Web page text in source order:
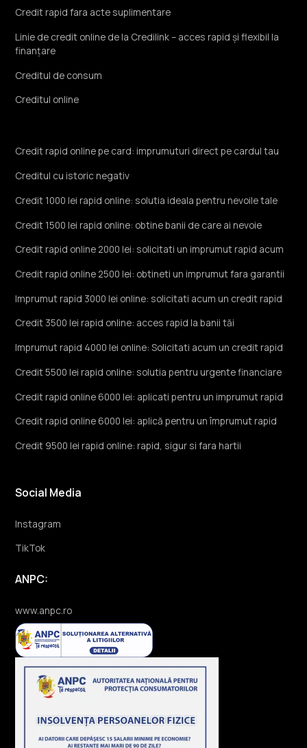
Credit rapid fara acte suplimentare
Linie de credit online de la Credilink – acces rapid și flexibil la
finanțare
Creditul de consum
Creditul online
Credit rapid online pe card: imprumuturi direct pe cardul tau
Creditul cu istoric negativ
Credit 1000 lei rapid online: solutia ideala pentru nevoile tale
Credit 1500 lei rapid online: obtine banii de care ai nevoie
Credit rapid online 2000 lei: solicitati un imprumut rapid acum
Credit rapid online 2500 lei: obtineti un imprumut fara garantii
Imprumut rapid 3000 lei online: solicitati acum un credit rapid
Credit 3500 lei rapid online: acces rapid la banii tăi
Imprumut rapid 4000 lei online: Solicitati acum un credit rapid
Credit 5500 lei rapid online: solutia pentru urgente financiare
Credit rapid online 6000 lei: aplicati pentru un imprumut rapid
Credit rapid online 6000 lei: aplică pentru un împrumut rapid
Credit 9500 lei rapid online: rapid, sigur si fara hartii
Social Media
Instagram
TikTok
ANPC:
www.anpc.ro